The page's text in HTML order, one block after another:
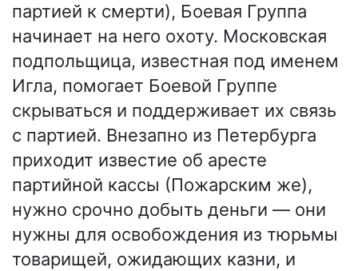
партией к смерти), Боевая Группа
начинает на него охоту. Московская
подпольщица, известная под именем
Игла, помогает Боевой Группе
скрываться и поддерживает их связь
с партией. Внезапно из Петербурга
приходит известие об аресте
партийной кассы (Пожарским же),
нужно срочно добыть деньги — они
нужны для освобождения из тюрьмы
товарищей, ожидающих казни, и